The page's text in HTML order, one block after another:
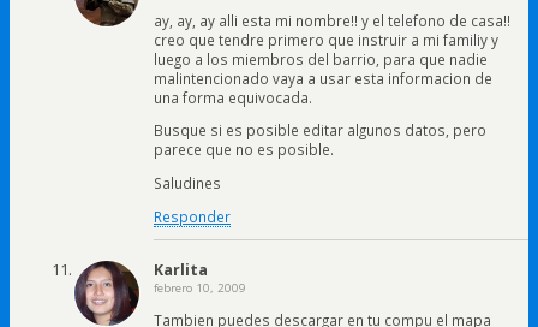
ay, ay, ay alli esta mi nombre!! y el telefono de casa!!
creo que tendre primero que instruir a mi familiy y
luego a los miembros del barrio, para que nadie
malintencionado vaya a usar esta informacion de
una forma equivocada.
Busque si es posible editar algunos datos, pero
parece que no es posible.
Saludines
Responder
Karlita
febrero 10, 2009
Tambien puedes descargar en tu compu el mapa